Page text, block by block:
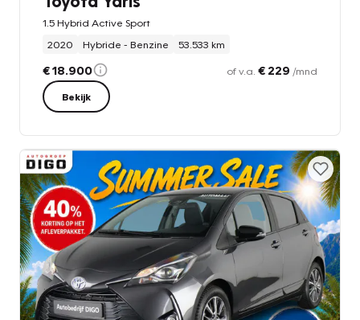
1.5 Hybrid Active Sport
2020
Hybride - Benzine 53.533 km
€ 18.900 of v.a. € 229 /mnd
Bekijk